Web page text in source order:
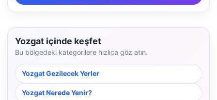
Yozgat içinde keşfet
Bu bölgedeki kategorilere hızlıca göz atın.
Yozgat Gezilecek Yerler
Yozgat Nerede Yenir?